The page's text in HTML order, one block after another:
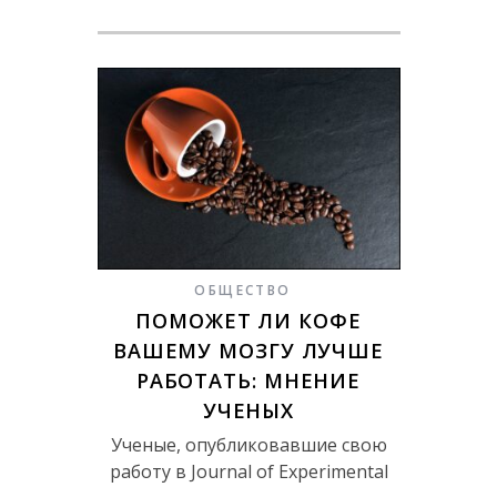
ОБЩЕСТВО
ПОМОЖЕТ ЛИ КОФЕ
ВАШЕМУ МОЗГУ ЛУЧШЕ
РАБОТАТЬ: МНЕНИЕ
УЧЕНЫХ
Ученые, опубликовавшие свою
работу в Journal of Experimental